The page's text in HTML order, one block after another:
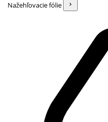
Nažehľovacie fólie